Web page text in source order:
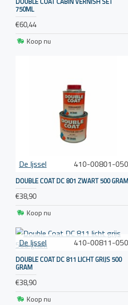
bescherming tegen de
Antifouling:
"De IJssel" biedt
boot te voorkomen.
Voor het gebruik van deze
voorbereiding te treffen,
van het oppervlak.
750ML
€60,44
Koop nu
De Ijssel 410-00801-050
DOUBLE COAT DC 801 ZWART 500 GRAM
€38,90
Koop nu
De Ijssel 410-00811-050
DOUBLE COAT DC 811 LICHT GRIJS 500
GRAM
€38,90
Koop nu